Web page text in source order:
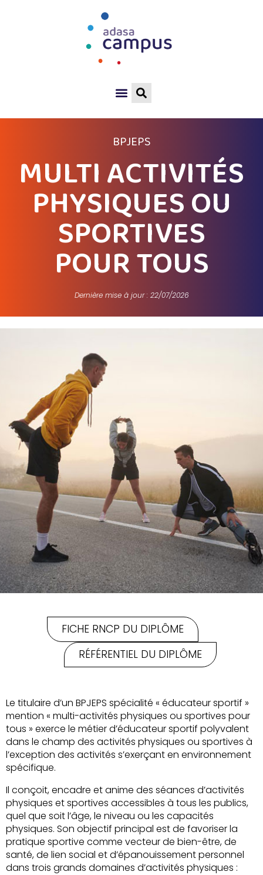
BPJEPS
MULTI ACTIVITÉS
PHYSIQUES OU
SPORTIVES
POUR TOUS
Dernière mise à jour : 22/07/2026
FICHE RNCP DU DIPLÔME
RÉFÉRENTIEL DU DIPLÔME
Le titulaire d’un BPJEPS spécialité « éducateur sportif »
mention « multi-activités physiques ou sportives pour
tous » exerce le métier d’éducateur sportif polyvalent
dans le champ des activités physiques ou sportives à
l’exception des activités s’exerçant en environnement
spécifique.
Il conçoit, encadre et anime des séances d’activités
physiques et sportives accessibles à tous les publics,
quel que soit l’âge, le niveau ou les capacités
physiques. Son objectif principal est de favoriser la
pratique sportive comme vecteur de bien-être, de
santé, de lien social et d’épanouissement personnel
dans trois grands domaines d’activités physiques :